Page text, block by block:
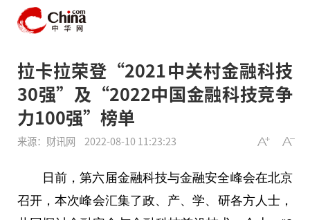
拉卡拉荣登“2021中关村金融科技
30强”及“2022中国金融科技竞争
力100强”榜单
来源：财讯网 2022-08-10 11:23:23
日前，第六届金融科技与金融安全峰会在北京
召开，本次峰会汇集了政、产、学、研各方人士，